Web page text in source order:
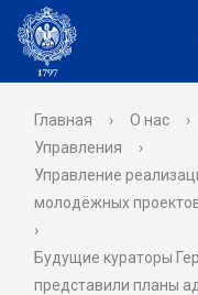
Главная › О нас ›
Управления
›
Управление
молодёжных
›
Будущие кураторы
представили планы